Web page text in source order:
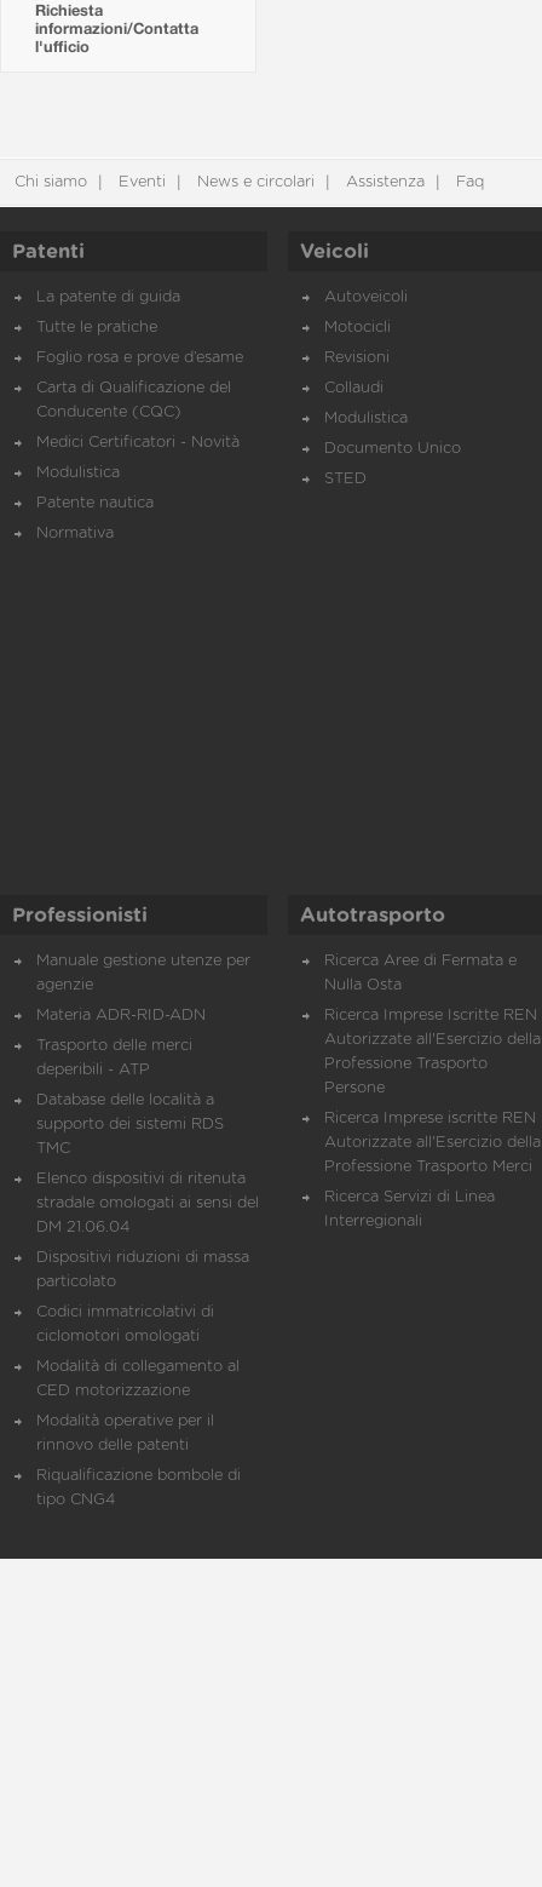
Richiesta
informazioni/Contatta
l'ufficio
Chi siamo Eventi News e circolari Assistenza Faq
Patenti
La patente di guida
Tutte le pratiche
Foglio rosa e prove d’esame
Carta di Qualificazione del
Conducente (CQC)
Medici Certificatori - Novità
Modulistica
Patente nautica
Normativa
Veicoli
Autoveicoli
Motocicli
Revisioni
Collaudi
Modulistica
Documento Unico
STED
Professionisti
Manuale gestione utenze per
agenzie
Materia ADR-RID-ADN
Trasporto delle merci
deperibili - ATP
Database delle località a
supporto dei sistemi RDS
TMC
Elenco dispositivi di ritenuta
stradale omologati ai sensi del
DM 21.06.04
Dispositivi riduzioni di massa
particolato
Codici immatricolativi di
ciclomotori omologati
Modalità di collegamento al
CED motorizzazione
Modalità operative per il
rinnovo delle patenti
Riqualificazione bombole di
tipo CNG4
Autotrasporto
Ricerca Aree di Fermata e
Nulla Osta
Ricerca Imprese Iscritte REN
Autorizzate all'Esercizio della
Professione Trasporto
Persone
Ricerca Imprese iscritte REN
Autorizzate all'Esercizio della
Professione Trasporto Merci
Ricerca Servizi di Linea
Interregionali